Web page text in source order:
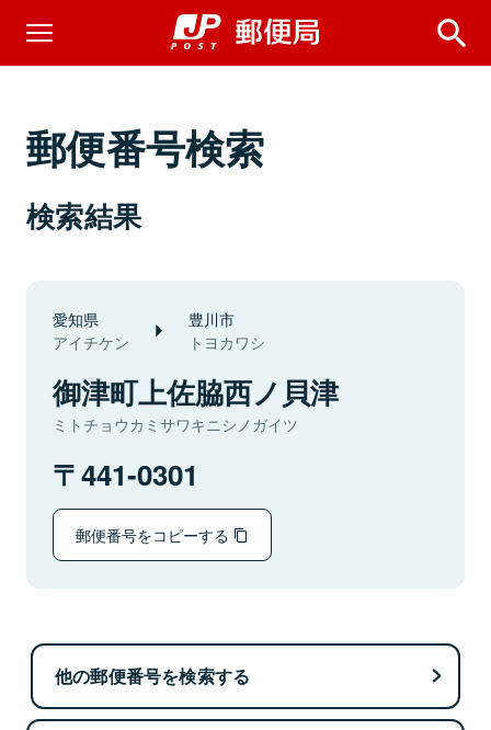
郵便番号検索
検索結果
愛知県
アイチケン
豊川市
トヨカワシ
御津町上佐脇西ノ貝津
ミトチョウカミサワキニシノガイツ
441-0301
郵便番号をコピーする
他の郵便番号を検索する